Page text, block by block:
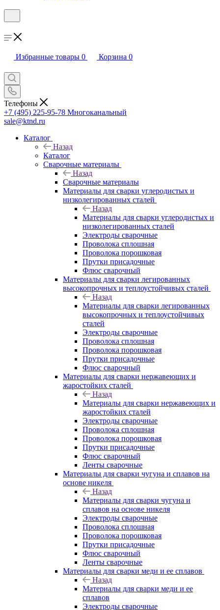
Избранные товары 0 Корзина 0
Телефоны
+7 (495) 225-95-78 Многоканальный
sale@ktnd.ru
Каталог
Назад
Каталог
Сварочные материалы
Назад
Сварочные материалы
Материалы для сварки углеродистых и
низколегированных сталей
Назад
Материалы для сварки углеродистых и
низколегированных сталей
Электроды сварочные
Проволока сплошная
Проволока порошковая
Прутки присадочные
Флюс сварочный
Материалы для сварки легированных
высокопрочных и теплоустойчивых сталей
Назад
Материалы для сварки легированных
высокопрочных и теплоустойчивых
сталей
Электроды сварочные
Проволока сплошная
Проволока порошковая
Прутки присадочные
Флюс сварочный
Материалы для сварки нержавеющих и
жаростойких сталей
Назад
Материалы для сварки нержавеющих и
жаростойких сталей
Электроды сварочные
Проволока сплошная
Проволока порошковая
Прутки присадочные
Флюс сварочный
Ленты сварочные
Материалы для сварки чугуна и сплавов на
основе никеля
Назад
Материалы для сварки чугуна и
сплавов на основе никеля
Электроды сварочные
Проволока сплошная
Проволока порошковая
Прутки присадочные
Флюс сварочный
Ленты сварочные
Материалы для сварки меди и ее сплавов
Назад
Материалы для сварки меди и ее
сплавов
Электроды сварочные